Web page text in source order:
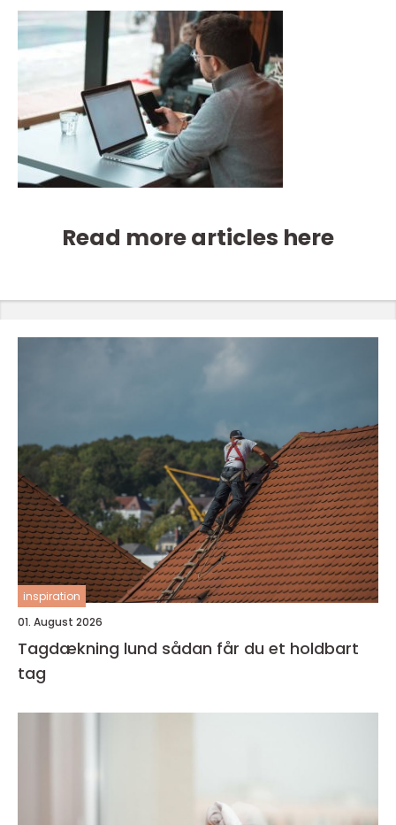
Read more articles here
inspiration
01. August 2026
Tagdækning lund sådan får du et holdbart
tag